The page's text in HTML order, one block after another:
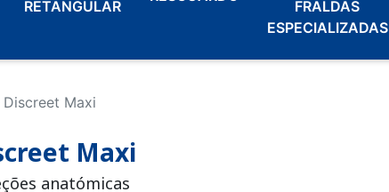
RETANGULAR
FRALDAS
ESPECIALIZADAS
Discreet Maxi
Maxi
anatómicas